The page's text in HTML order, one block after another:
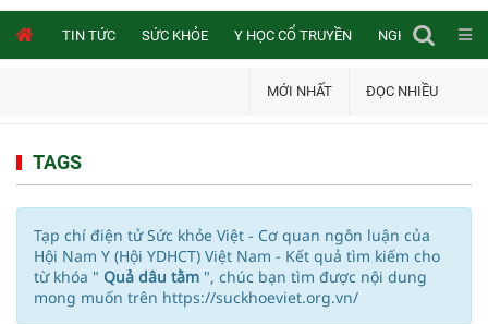
TIN TỨC SỨC KHỎE Y HỌC CỔ TRUYỀN NGHIÊN CỨU
MỚI NHẤT ĐỌC NHIỀU
TAGS
Tạp chí điện tử Sức khỏe Việt - Cơ quan ngôn luận của
Hội Nam Y (Hội YDHCT) Việt Nam - Kết quả tìm kiếm cho
từ khóa " Quả dâu tằm ", chúc bạn tìm được nội dung
mong muốn trên https://suckhoeviet.org.vn/